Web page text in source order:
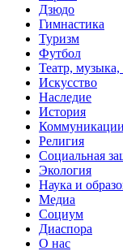
Дзюдо
Гимнастика
Туризм
Футбол
Театр,
Искусство
Наследие
История
Коммуникации
Религия
Социальная
Экология
Наука и
Медиа
Социум
Диаспора
О нас